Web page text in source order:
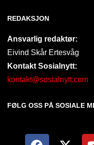
REDAKSJON
Ansvarlig redaktør:
Eivind Skår Ertesvåg
Kontakt Sosialnytt:
kontakt@sosialnytt.com
FØLG OSS PÅ SOSIALE